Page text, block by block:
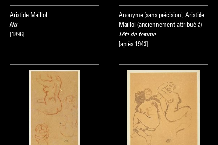
Aristide Maillol
Nu
[1896]
Anonyme (sans précision), Aristide
Maillol (anciennement attribué à)
Tête de femme
[après 1943]